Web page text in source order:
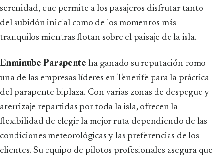
serenidad, que permite a los pasajeros disfrutar tanto
del subidón inicial como de los momentos más
tranquilos mientras flotan sobre el paisaje de la isla.
Enminube Parapente ha ganado su reputación como
una de las empresas líderes en Tenerife para la práctica
del parapente biplaza. Con varias zonas de despegue y
aterrizaje repartidas por toda la isla, ofrecen la
flexibilidad de elegir la mejor ruta dependiendo de las
condiciones meteorológicas y las preferencias de los
clientes. Su equipo de pilotos profesionales asegura que